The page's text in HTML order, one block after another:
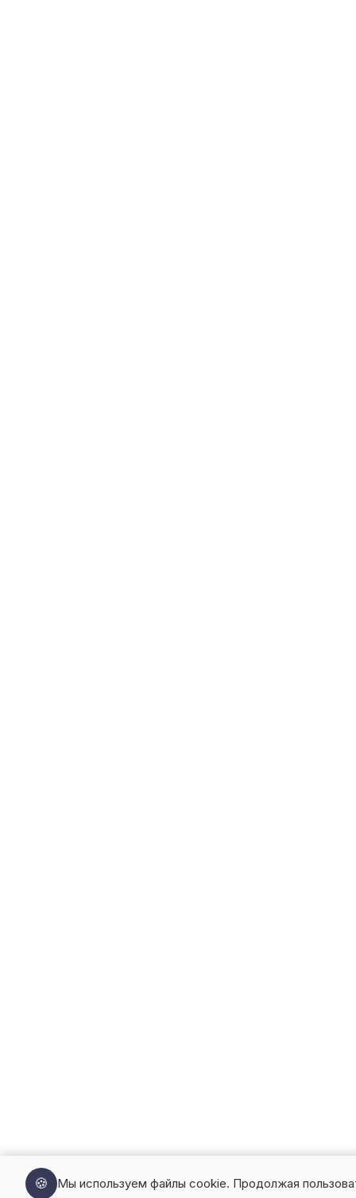
🍪 Мы используем файлы cookie. Продолжая